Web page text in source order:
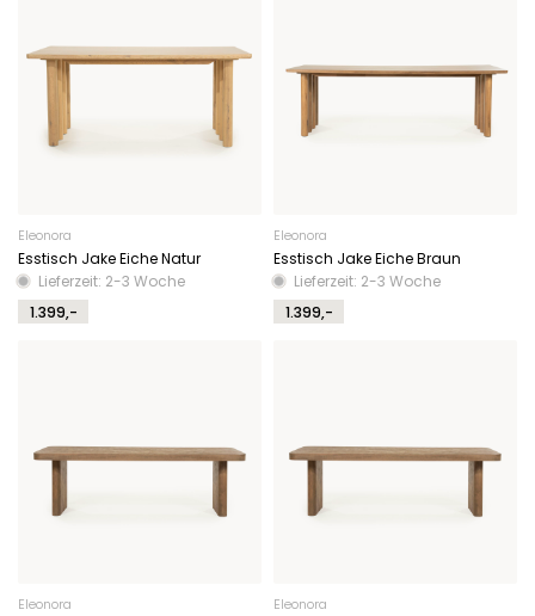
Eleonora
Esstisch Jake Eiche Natur
Lieferzeit: 2-3 Woche
1.399,-
Eleonora
Esstisch Jake Eiche Braun
Lieferzeit: 2-3 Woche
1.399,-
Eleonora Eleonora